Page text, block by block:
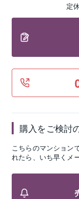
定
購入をご検討
こちらのマンション
れたら、いち早くメ